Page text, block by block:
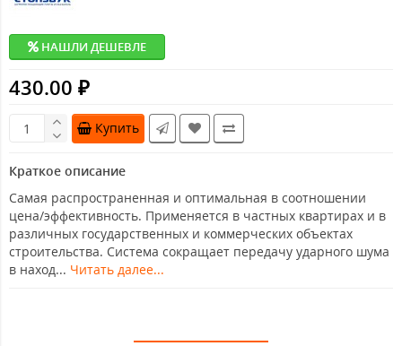
НАШЛИ ДЕШЕВЛЕ
430.00 ₽
Купить
Краткое описание
Самая распространенная и оптимальная в соотношении
цена/эффективность. Применяется в частных квартирах и в
различных государственных и коммерческих объектах
строительства. Система сокращает передачу ударного шума
в наход... Читать далее...